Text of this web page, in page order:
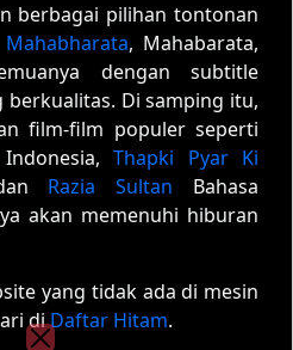
berbagai pilihan tontonan
Mahabharata, Mahabarata,
dengan subtitle
berkualitas. Di samping itu,
film-film populer seperti
Thapki Pyar Ki
Razia Sultan Bahasa
akan memenuhi hiburan
yang tidak ada di mesin
diDaftar Hitam.